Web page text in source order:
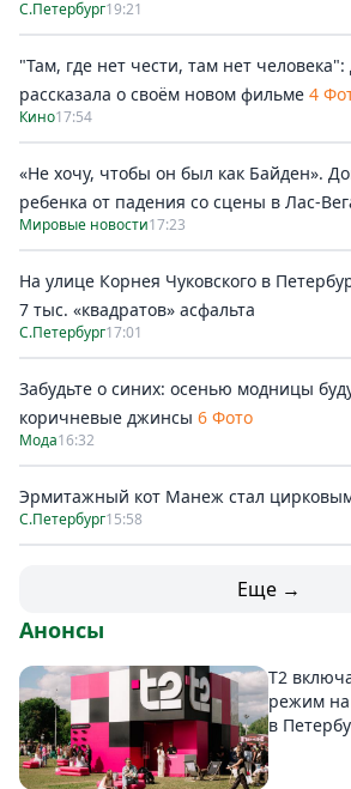
С.Петербург19:21
"Там, где нет чести, там нет
рассказала о своём новом фильме 4
Кино17:54
«Не хочу, чтобы он был как Байден».
ребенка от падения со сцены в Лас-
Мировые новости17:23
На улице Корнея Чуковского в
7 тыс. «квадратов» асфальта
С.Петербург17:01
Забудьте о синих: осенью модницы
коричневые джинсы 6 Фото
Мода16:32
Эрмитажный кот Манеж стал
С.Петербург15:58
Еще →
Анонсы
Т2
режим
в